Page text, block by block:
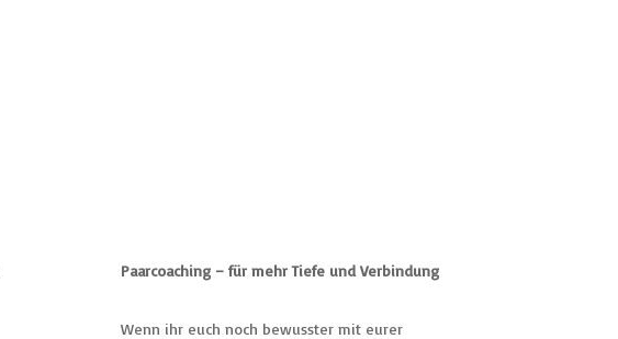
Paarcoaching – für mehr Tiefe und Verbindung
Wenn ihr euch noch bewusster mit eurer